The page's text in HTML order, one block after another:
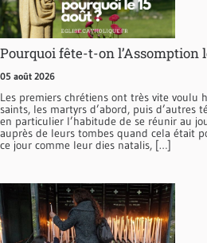
Pourquoi fête-t-on l’Assomption
05 août 2026
Les premiers chrétiens ont très vite voulu
saints, les martyrs d’abord, puis d’autres
en particulier l’habitude de se réunir au
auprès de leurs tombes quand cela était
ce jour comme leur dies natalis, […]